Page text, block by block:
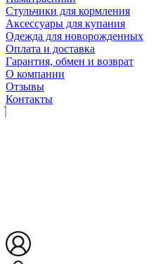
Стульчики для кормления
Аксессуары для купания
Одежда для новорожденных
Оплата и доставка
Гарантия, обмен и возврат
О компании
Отзывы
Контакты